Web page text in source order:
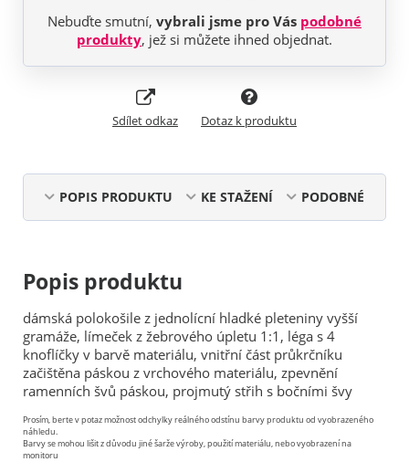
Nebuďte smutní, vybrali jsme pro Vás podobné
produkty, jež si můžete ihned objednat.
Sdílet odkaz Dotaz k produktu
POPIS PRODUKTU KE STAŽENÍ PODOBNÉ
Popis produktu
dámská polokošile z jednolícní hladké pleteniny vyšší
gramáže, límeček z žebrového úpletu 1:1, léga s 4
knoflíčky v barvě materiálu, vnitřní část průkrčníku
začištěna páskou z vrchového materiálu, zpevnění
ramenních švů páskou, projmutý střih s bočními švy
Prosím, berte v potaz možnost odchylky reálného odstínu barvy produktu od vyobrazeného
náhledu.
Barvy se mohou lišit z důvodu jiné šarže výroby, použití materiálu, nebo vyobrazení na
monitoru